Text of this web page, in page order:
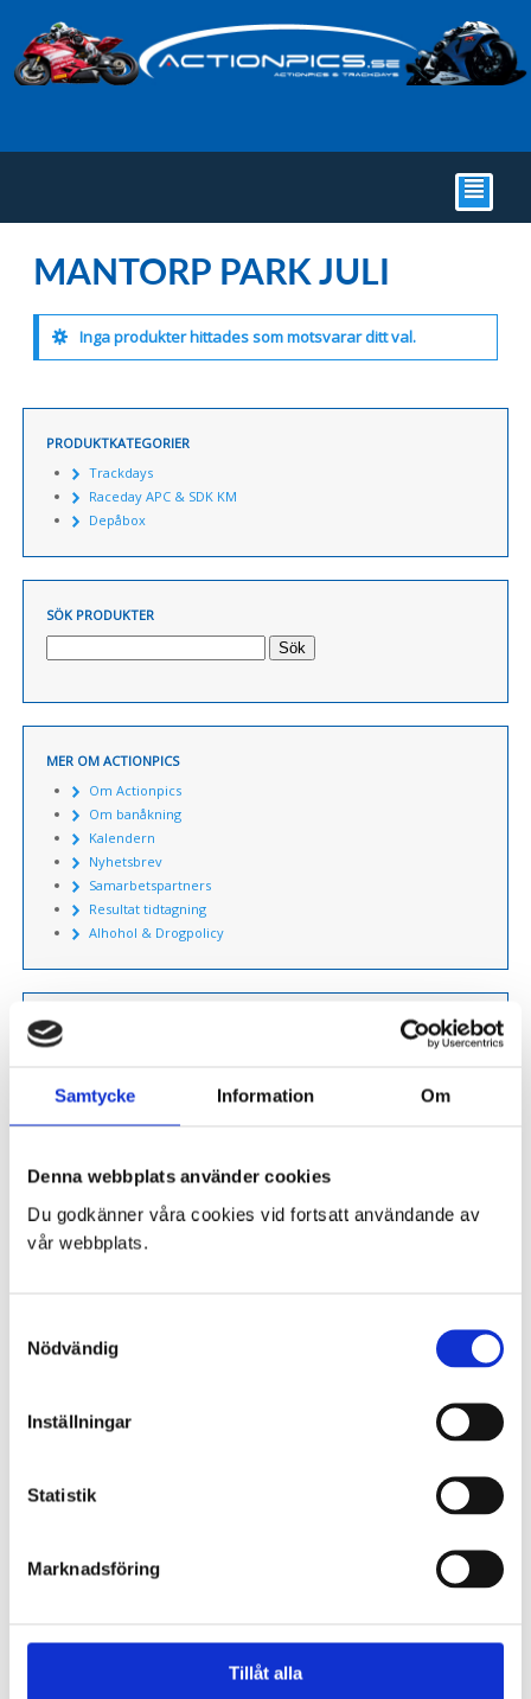
Samtycke Information Om
Denna webbplats använder cookies
Du godkänner våra cookies vid fortsatt användande av
vår webbplats.
Nödvändig
Inställningar
Statistik
Marknadsföring
Tillåt alla
²
MANTORP PARK JULI
Inga produkter hittades som motsvarar ditt val.
PRODUKTKATEGORIER
Trackdays
Raceday APC & SDK KM
Depåbox
SÖK PRODUKTER
Sök
MER OM ACTIONPICS
Om Actionpics
Om banåkning
Kalendern
Nyhetsbrev
Samarbetspartners
Resultat tidtagning
Alhohol & Drogpolicy
KUNDSERVICE
Avbokning & Reklamation
Kontakta oss
Till kassan
SENASTE INLÄGGEN
Actionpics nyheter 27 november
Actionpics nyheter 20 mars